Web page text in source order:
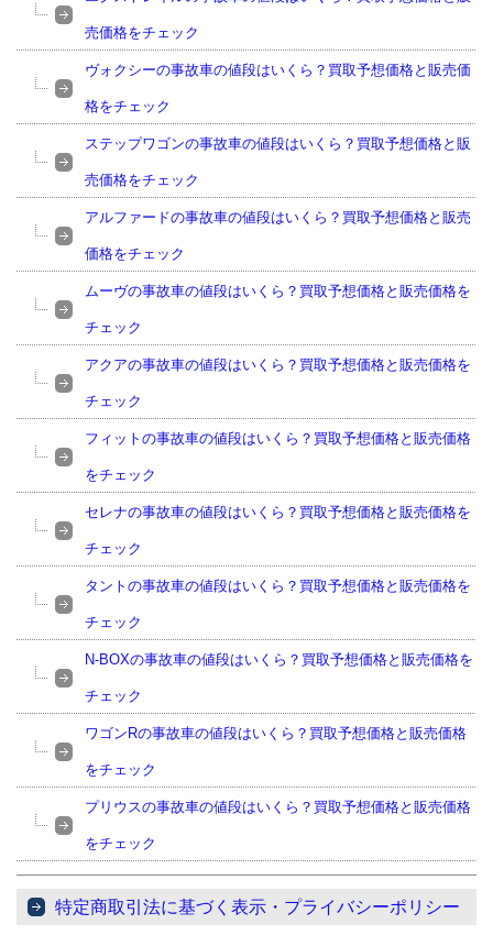
売価格をチェック
ヴォクシーの事故車の値段はいくら？買取予想価格と販売価
格をチェック
ステップワゴンの事故車の値段はいくら？買取予想価格と販
売価格をチェック
アルファードの事故車の値段はいくら？買取予想価格と販売
価格をチェック
ムーヴの事故車の値段はいくら？買取予想価格と販売価格を
チェック
アクアの事故車の値段はいくら？買取予想価格と販売価格を
チェック
フィットの事故車の値段はいくら？買取予想価格と販売価格
をチェック
セレナの事故車の値段はいくら？買取予想価格と販売価格を
チェック
タントの事故車の値段はいくら？買取予想価格と販売価格を
チェック
N-BOXの事故車の値段はいくら？買取予想価格と販売価格を
チェック
ワゴンRの事故車の値段はいくら？買取予想価格と販売価格
をチェック
プリウスの事故車の値段はいくら？買取予想価格と販売価格
をチェック
特定商取引法に基づく表示・プライバシーポリシー